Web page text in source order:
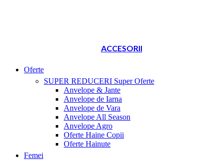
ACCESORII
Oferte
SUPER REDUCERI Super Oferte
Anvelope & Jante
Anvelope de Iarna
Anvelope de Vara
Anvelope All Season
Anvelope Agro
Oferte Haine Copii
Oferte Hainute
Femei